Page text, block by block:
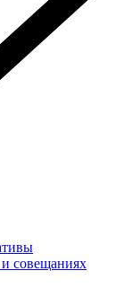
совещаниях